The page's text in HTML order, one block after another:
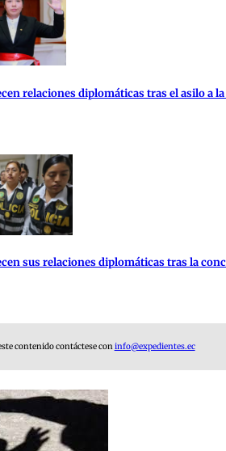
relaciones diplomáticas tras el asilo a
sus relaciones diplomáticas tras la
contenido contáctese coninfo@expedientes.ec